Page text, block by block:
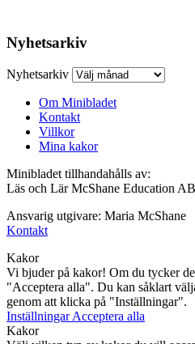
Nyhetsarkiv
Nyhetsarkiv
Om Minibladet
Kontakt
Villkor
Mina kakor
Minibladet tillhandahålls av:
Läs och Lär McShane Education AB
Ansvarig utgivare: Maria McShane
Kontakt
Kakor
Vi bjuder på kakor! Om du tycker
"Acceptera alla". Du kan såklart
genom att klicka på "Inställningar".
InställningarAcceptera alla
Kakor